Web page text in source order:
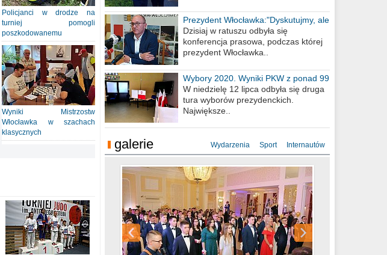
Policjanci w drodze na
turniej pomogli
poszkodowanemu
Wyniki Mistrzostw
Włocławka w szachach
klasycznych
Prezydent Włocławka:"Dyskutujmy, ale
nie obrażajmy się”
Dzisiaj w ratuszu odbyła się
konferencja prasowa, podczas której
prezydent Włocławka..
Wybory 2020. Wyniki PKW z ponad 99
procent obwodów
W niedzielę 12 lipca odbyła się druga
tura wyborów prezydenckich.
Największe..
galerie Wydarzenia Sport Internautów
Studniówka Kopernik 2019.01.11
Studniówka LMK 2019.01.05
Studniówka ZS Ekonomicznych
2019.01.05